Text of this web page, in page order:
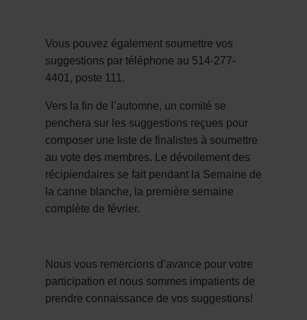
Vous pouvez également soumettre vos
suggestions par téléphone au 514-277-
4401, poste 111.
Vers la fin de l’automne, un comité se
penchera sur les suggestions reçues pour
composer une liste de finalistes à soumettre
au vote des membres. Le dévoilement des
récipiendaires se fait pendant la Semaine de
la canne blanche, la première semaine
complète de février.
Nous vous remercions d’avance pour votre
participation et nous sommes impatients de
prendre connaissance de vos suggestions!